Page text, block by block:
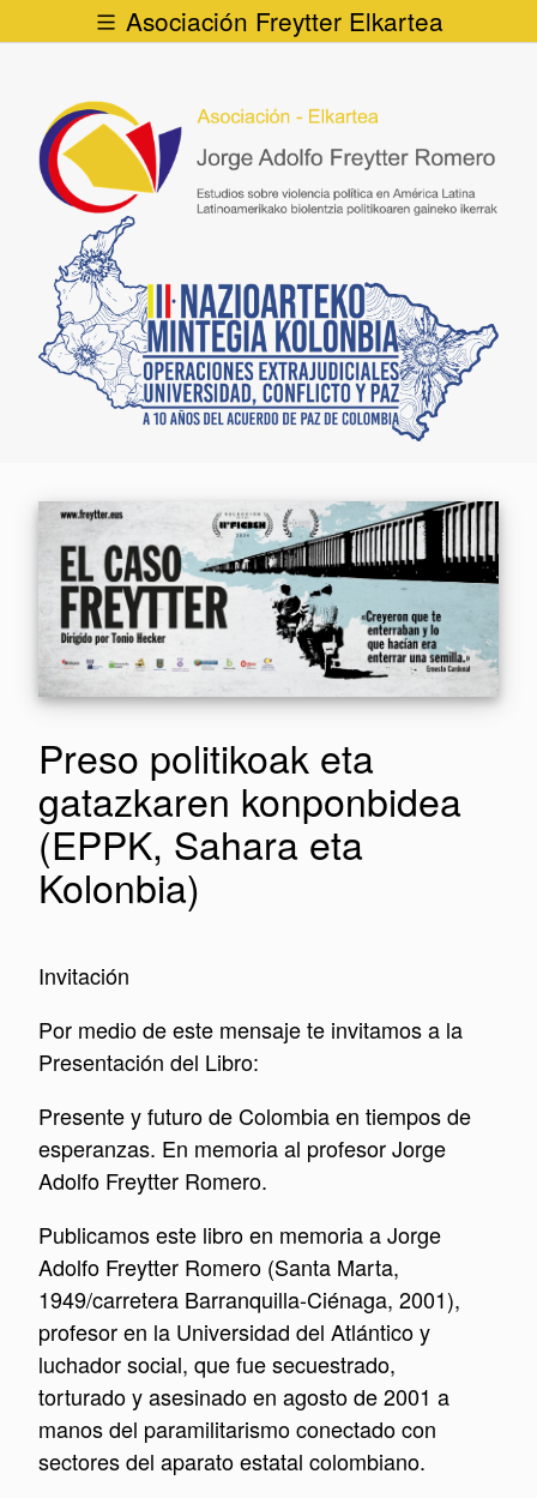
Asociación Freytter Elkartea
Preso politikoak eta
gatazkaren konponbidea
(EPPK, Sahara eta
Kolonbia)
Invitación
Por medio de este mensaje te invitamos a la
Presentación del Libro:
Presente y futuro de Colombia en tiempos de
esperanzas. En memoria al profesor Jorge
Adolfo Freytter Romero.
Publicamos este libro en memoria a Jorge
Adolfo Freytter Romero (Santa Marta,
1949/carretera Barranquilla-Ciénaga, 2001),
profesor en la Universidad del Atlántico y
luchador social, que fue secuestrado,
torturado y asesinado en agosto de 2001 a
manos del paramilitarismo conectado con
sectores del aparato estatal colombiano.